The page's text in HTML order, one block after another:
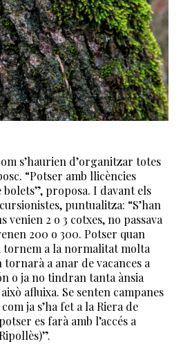
s’haurien d’organitzar totes
“Potser amb llicències
bolets”, proposa. I davant els
puntualitza: “S’han
venien 2 o 3 cotxes, no passava
200 o 300. Potser quan
tornem a la normalitat molta
tornarà a anar de vacances a
o ja no tindran tanta ànsia
afluixa. Se senten campanes
ja s’ha fet a la Riera de
es farà amb l’accés a